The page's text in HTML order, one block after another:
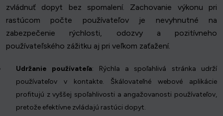
zvládnuť dopyt bez spomalení. Zachovanie výkonu pri
rastúcom počte používateľov je nevyhnutné na
zabezpečenie rýchlosti, odozvy a pozitívneho
používateľského zážitku aj pri veľkom zaťažení.
Udržanie používateľa: Rýchla a spoľahlivá stránka udrží
používateľov v kontakte. Škálovateľné webové aplikácie
profitujú z vyššej spoľahlivosti a angažovanosti používateľov,
pretože efektívne zvládajú rastúci dopyt.